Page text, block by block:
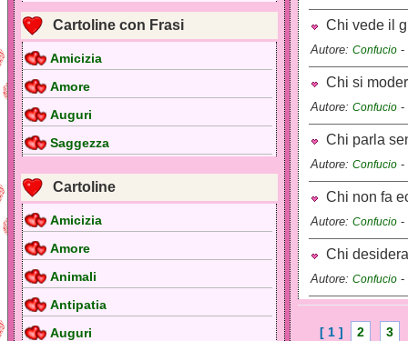
Cartoline con Frasi
Amicizia
Amore
Auguri
Saggezza
Cartoline
Amicizia
Amore
Animali
Antipatia
Auguri
Chi vede il
Autore: Confucio -
Chi si
Autore: Confucio -
Chi parla
Autore: Confucio -
Chi non fa
Autore: Confucio -
Chi
Autore: Confucio -
[ 1 ] 2 3